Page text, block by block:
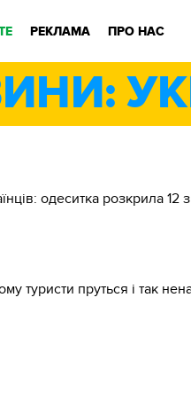
РЕКЛАМА ПРО НАС
одеситка розкрила
туристи пруться і так